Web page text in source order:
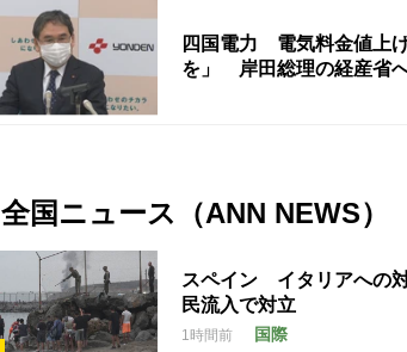
四国電力 電気料金値上
を」 岸田総理の経産省
全国ニュース（ANN NEWS）
スペイン イタリアへの
民流入で対立
1時間前 国際